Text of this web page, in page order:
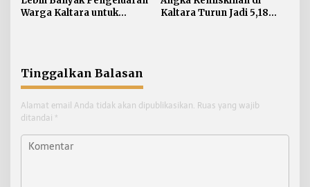
Warga Kaltara untuk
Kaltara Turun Jadi 5,18
Tinggalkan Balasan
Alamat email Anda tidak akan dipublikasikan. Ruas yang wajib
ditandai *